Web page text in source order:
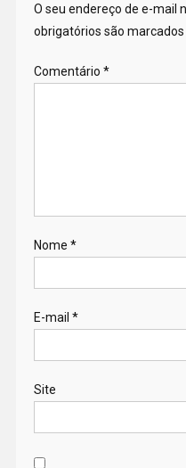
O seu endereço de e-mail
obrigatórios são
Comentário *
Nome *
E-mail *
Site